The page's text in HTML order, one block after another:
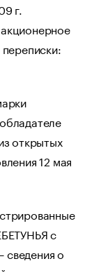
г.
открытых
12 мая
с
о